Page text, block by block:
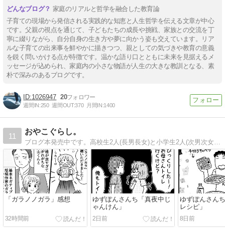
家庭のリアルと哲学を融合した教育論
子育ての現場から発信される実践的な知恵と人生哲学を伝える文章が中心
です。父親の視点を通じて、子どもたちの成長や挑戦、家族との交流を丁
寧に綴りながら、自分自身の生き方や夢に向かう姿も交えています。リア
ルな子育ての出来事を鮮やかに描きつつ、親としての気づきや教育の意義
を鋭く問いかける点が特徴です。温かな語り口とともに未来を見据えるメ
ッセージが込められ、家庭内の小さな物語が人生の大きな教訓となる、素
朴で深みのあるブログです。
1026947 20
週間IN:250 週間OUT:370 月間IN:1400
11
おやこぐらし。
ブログ本発売中です。高校生2人(長男長女)と小学生2人(次男次女)の4人の子どもを育てながら絵やマンガの仕事をしています。ほぼ毎日更新中。
「ガラノノガラ」感想
32時間前
ゆずぽんさんち「真夜中じ
ゃんけん」
2日前
ゆずぽんさん
レシピ」
8日前